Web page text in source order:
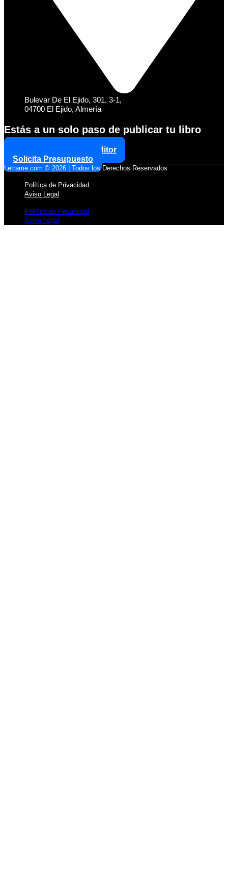
Bulevar De El Ejido, 301, 3-1,
04700 El Ejido, Almería
Estás a un solo paso de publicar tu libro
Reserva Cita con un Editor
Solicita Presupuesto
Letrame.com © 2026 | Todos los Derechos Reservados
Política de Privacidad
Aviso Legal
Política de Privacidad
Aviso Legal